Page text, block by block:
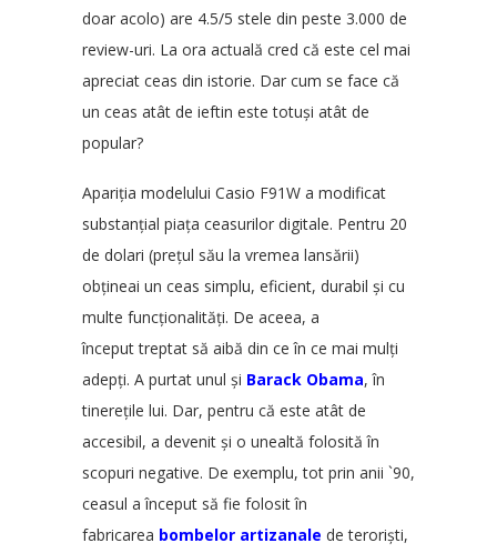
doar acolo) are 4.5/5 stele din peste 3.000 de
review-uri. La ora actuală cred că este cel mai
apreciat ceas din istorie. Dar cum se face că
un ceas atât de ieftin este totuși atât de
popular?
Apariția modelului Casio F91W a modificat
substanțial piața ceasurilor digitale. Pentru 20
de dolari (prețul său la vremea lansării)
obțineai un ceas simplu, eficient, durabil și cu
multe funcționalități. De aceea, a
început treptat să aibă din ce în ce mai mulți
adepți. A purtat unul și Barack Obama, în
tinerețile lui. Dar, pentru că este atât de
accesibil, a devenit și o unealtă folosită în
scopuri negative. De exemplu, tot prin anii `90,
ceasul a început să fie folosit în
fabricarea bombelor artizanale de teroriști,